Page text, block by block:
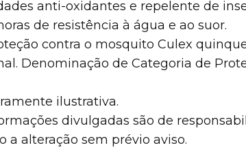
anti-oxidantes e repelente de
de resistência à água e ao suor.
contra o mosquito Culex
Denominação de Categoria de
ilustrativa.
divulgadas são de
a alteração sem prévio aviso.